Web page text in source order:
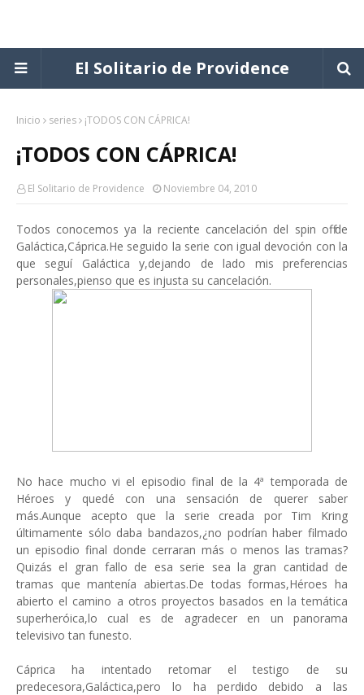
El Solitario de Providence
Inicio series ¡TODOS CON CÁPRICA!
¡TODOS CON CÁPRICA!
El Solitario de Providence Noviembre 04, 2010
Todos conocemos ya la reciente cancelación del spin off de
Galáctica,Cáprica.He seguido la serie con igual devoción con la
que seguí Galáctica y,dejando de lado mis preferencias
personales,pienso que es injusta su cancelación.
No hace mucho vi el episodio final de la 4ª temporada de
Héroes y quedé con una sensación de querer saber
más.Aunque acepto que la serie creada por Tim Kring
últimamente sólo daba bandazos,¿no podrían haber filmado
un episodio final donde cerraran más o menos las tramas?
Quizás el gran fallo de esa serie sea la gran cantidad de
tramas que mantenía abiertas.De todas formas,Héroes ha
abierto el camino a otros proyectos basados en la temática
superheróica,lo cual es de agradecer en un panorama
televisivo tan funesto.
Cáprica ha intentado retomar el testigo de su
predecesora,Galáctica,pero lo ha perdido debido a las